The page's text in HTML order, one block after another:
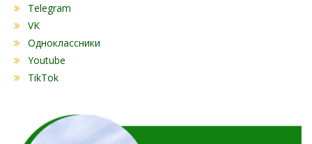
Telegram
VK
Одноклассники
Youtube
TikTok